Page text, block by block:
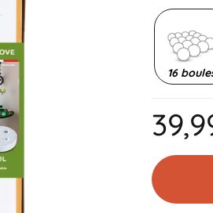
16